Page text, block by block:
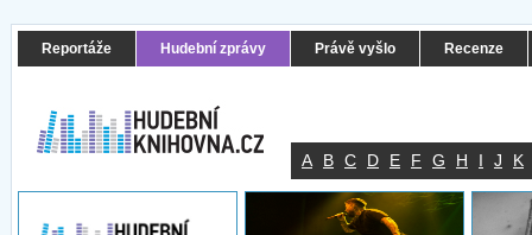
Reportáže Hudební zprávy Právě vyšlo Recenze
A B C D E F G H I J K